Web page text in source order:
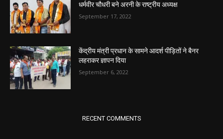
धर्मवीर चौधरी बने अरनी के राष्ट्रीय अध्यक्ष
September 17, 2022
केंद्रीय मंत्री प्रधान के सामने आदर्श पीड़ितों ने बैनर
लहराकर ज्ञापन दिया
September 6, 2022
RECENT COMMENTS